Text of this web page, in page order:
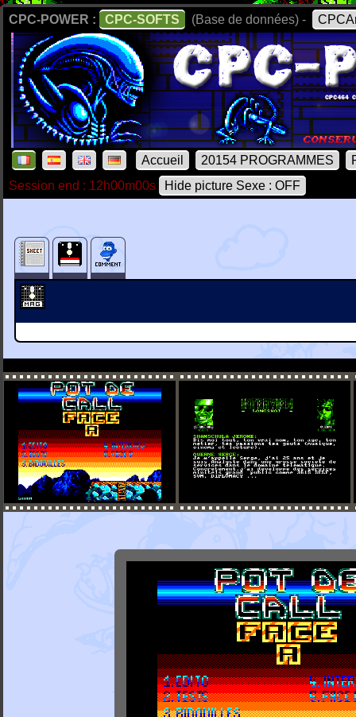
CPC-POWER : CPC-SOFTS (Base de données) -
Accueil 20154 PROGRAMMES
Session end : 12h00m00s
Hide picture Sexe : OFF